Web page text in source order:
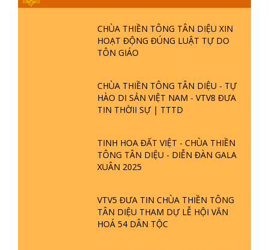
CHÙA THIỀN TÔNG TÂN DIỆU XIN
HOẠT ĐỘNG ĐÚNG LUẬT TỰ DO
TÔN GIÁO
CHÙA THIỀN TÔNG TÂN DIỆU - TỰ
HÀO DI SẢN VIỆT NAM - VTV8 ĐƯA
TIN THỜII SỰ | TTTD
TINH HOA ĐẤT VIỆT - CHÙA THIỀN
TÔNG TÂN DIỆU - DIỄN ĐÀN GALA
XUÂN 2025
VTV5 ĐƯA TIN CHÙA THIỀN TÔNG
TÂN DIỆU THAM DỰ LỄ HỘI VĂN
HOÁ 54 DÂN TỘC